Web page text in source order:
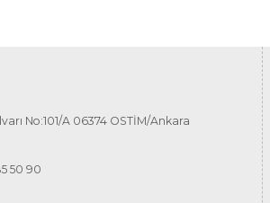
No:101/A 06374 OSTİM/Ankara
50 90